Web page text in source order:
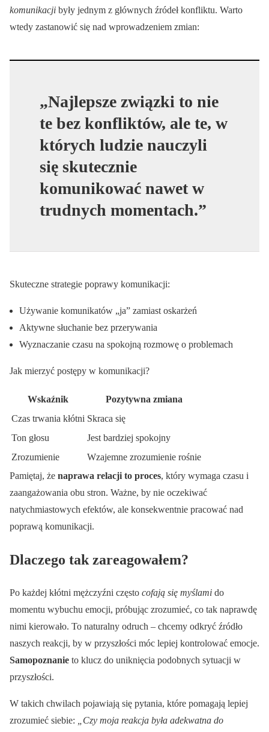
komunikacji były jednym z głównych źródeł konfliktu. Warto
wtedy zastanowić się nad wprowadzeniem zmian:
„Najlepsze związki to nie
te bez konfliktów, ale te, w
których ludzie nauczyli
się skutecznie
komunikować nawet w
trudnych momentach.”
Skuteczne strategie poprawy komunikacji:
Używanie komunikatów „ja” zamiast oskarżeń
Aktywne słuchanie bez przerywania
Wyznaczanie czasu na spokojną rozmowę o problemach
Jak mierzyć postępy w komunikacji?
Wskaźnik
Pozytywna zmiana
Czas trwania kłótni Skraca się
Ton głosu
Jest bardziej spokojny
Zrozumienie
Wzajemne zrozumienie rośnie
Pamiętaj, że naprawa relacji to proces, który wymaga czasu i
zaangażowania obu stron. Ważne, by nie oczekiwać
natychmiastowych efektów, ale konsekwentnie pracować nad
poprawą komunikacji.
Dlaczego tak zareagowałem?
Po każdej kłótni mężczyźni często cofają się myślami do
momentu wybuchu emocji, próbując zrozumieć, co tak naprawdę
nimi kierowało. To naturalny odruch – chcemy odkryć źródło
naszych reakcji, by w przyszłości móc lepiej kontrolować emocje.
Samopoznanie to klucz do uniknięcia podobnych sytuacji w
przyszłości.
W takich chwilach pojawiają się pytania, które pomagają lepiej
zrozumieć siebie:
„Czy moja reakcja była adekwatna do